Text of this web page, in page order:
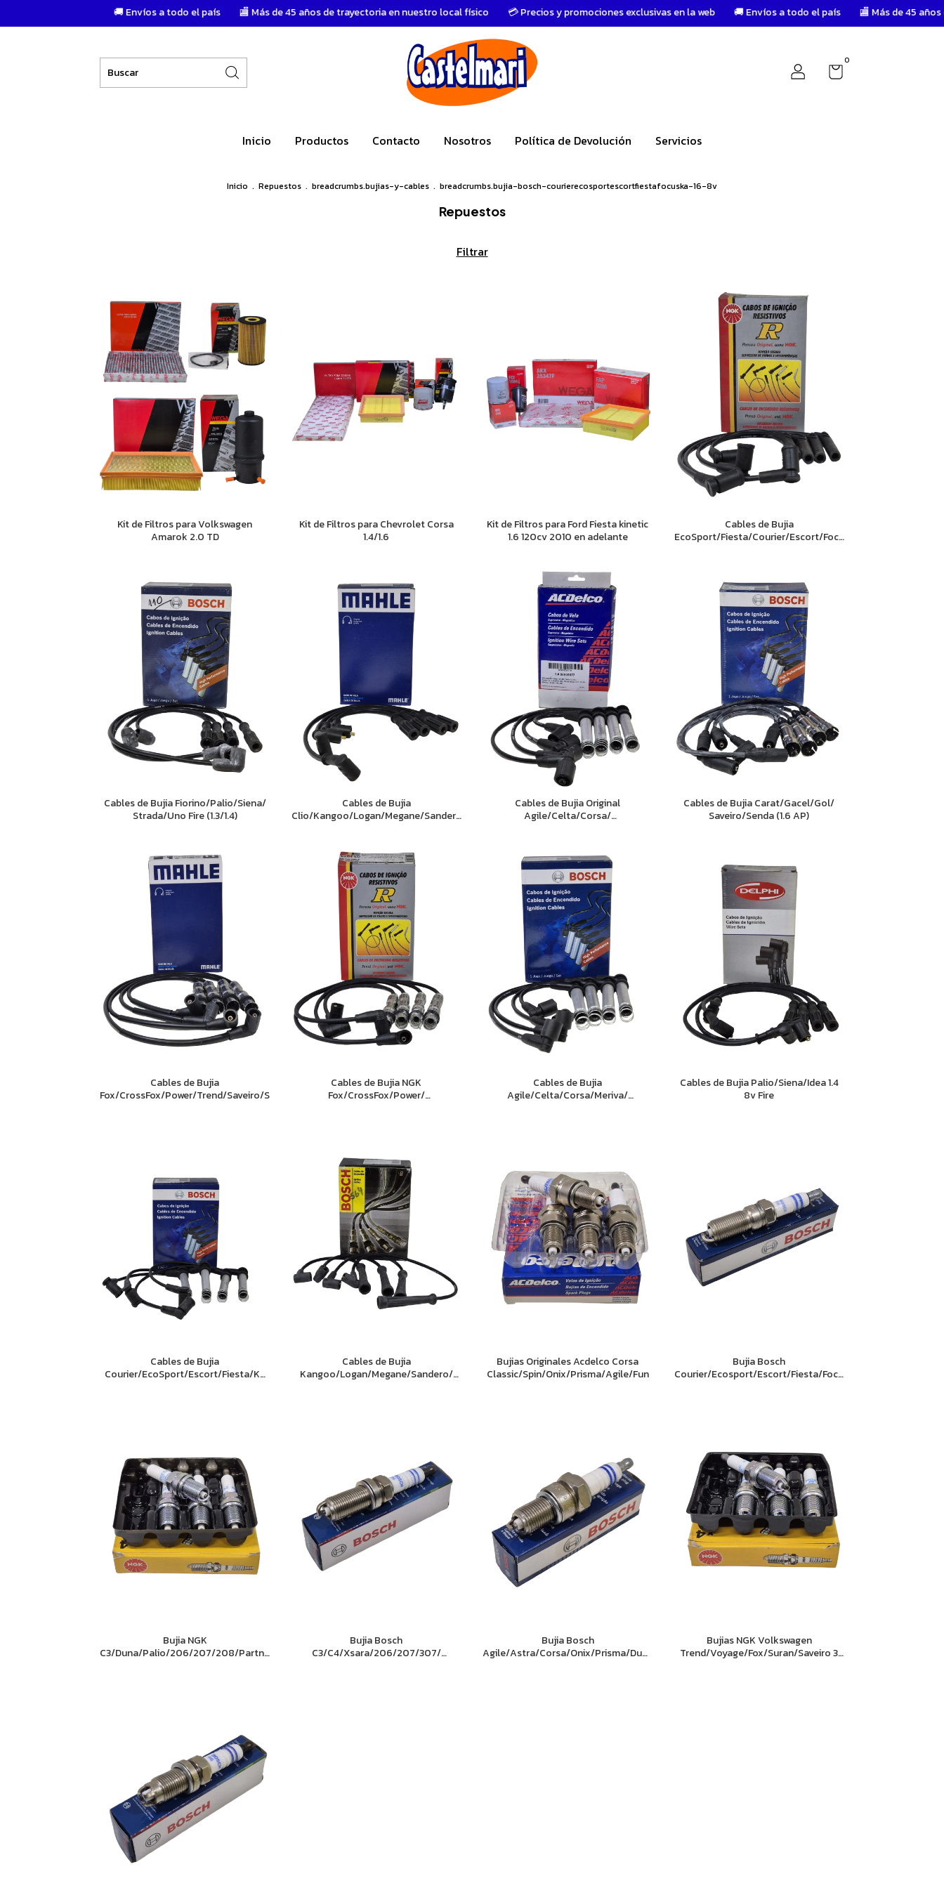
🚚 Envíos a todo el país 🏬 Más de 45 años de trayectoria en nuestro local físico 💳 Precios y promociones exclusivas en la web 🚚 Envíos a todo el país 🏬 Más de 45 años de
0
Inicio Productos Contacto Nosotros Política de Devolución Servicios
Inicio . Repuestos . breadcrumbs.bujias-y-cables . breadcrumbs.bujia-bosch-courierecosportescortfiestafocuska-16-8v
Repuestos
Filtrar
Kit de Filtros para Volkswagen
Amarok 2.0 TD
Kit de Filtros para Chevrolet Corsa
1.4/1.6
Kit de Filtros para Ford Fiesta kinetic
1.6 120cv 2010 en adelante
Cables de Bujia
EcoSport/Fiesta/Courier/Escort/Focus/Ka
Cables de Bujia Fiorino/Palio/Siena/
Strada/Uno Fire (1.3/1.4)
Cables de Bujia
Clio/Kangoo/Logan/Megane/Sandero/Symbol
Cables de Bujia Original
Agile/Celta/Corsa/
Cables de Bujia Carat/Gacel/Gol/
Saveiro/Senda (1.6 AP)
Cables de Bujia
Fox/CrossFox/Power/Trend/Saveiro/Suran
Cables de Bujia NGK
Fox/CrossFox/Power/
Cables de Bujia
Agile/Celta/Corsa/Meriva/
Cables de Bujia Palio/Siena/Idea 1.4
8v Fire
Cables de Bujia
Courier/EcoSport/Escort/Fiesta/Ka
Cables de Bujia
Kangoo/Logan/Megane/Sandero/
Bujias Originales Acdelco Corsa
Classic/Spin/Onix/Prisma/Agile/Fun
Bujia Bosch
Courier/Ecosport/Escort/Fiesta/Focus/Ka
Bujia NGK
C3/Duna/Palio/206/207/208/Partner/
Bujia Bosch
C3/C4/Xsara/206/207/307/
Bujia Bosch
Agile/Astra/Corsa/Onix/Prisma/Duna/Uno/
Bujias NGK Volkswagen
Trend/Voyage/Fox/Suran/Saveiro 3